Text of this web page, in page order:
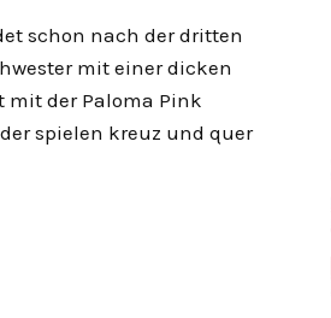
schon nach der dritten
mit einer dicken
mit der Paloma Pink
spielen kreuz und quer